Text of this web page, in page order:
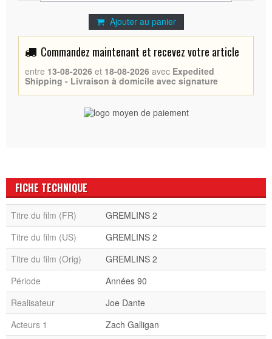
Ajouter au panier
Commandez maintenant et recevez votre article
entre 13-08-2026 et 18-08-2026 avec Expedited
Shipping - Livraison à domicile avec signature
FICHE TECHNIQUE
Titre du film (FR)
GREMLINS 2
Titre du film (US)
GREMLINS 2
Titre du film (Orig)
GREMLINS 2
Période
Années 90
Realisateur
Joe Dante
Acteurs 1
Zach Galligan